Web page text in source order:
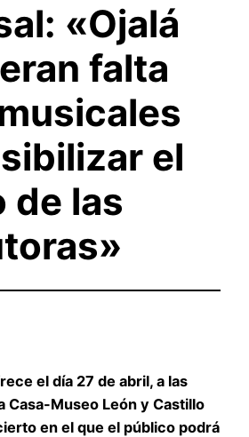
«Ojalá
falta
el
de las
el día 27 de abril, a las
Casa-Museo León y Castillo
en el que el público podrá